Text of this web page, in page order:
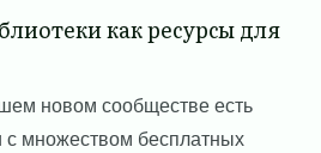
как ресурсы для
новом сообществе есть
с множеством бесплатных